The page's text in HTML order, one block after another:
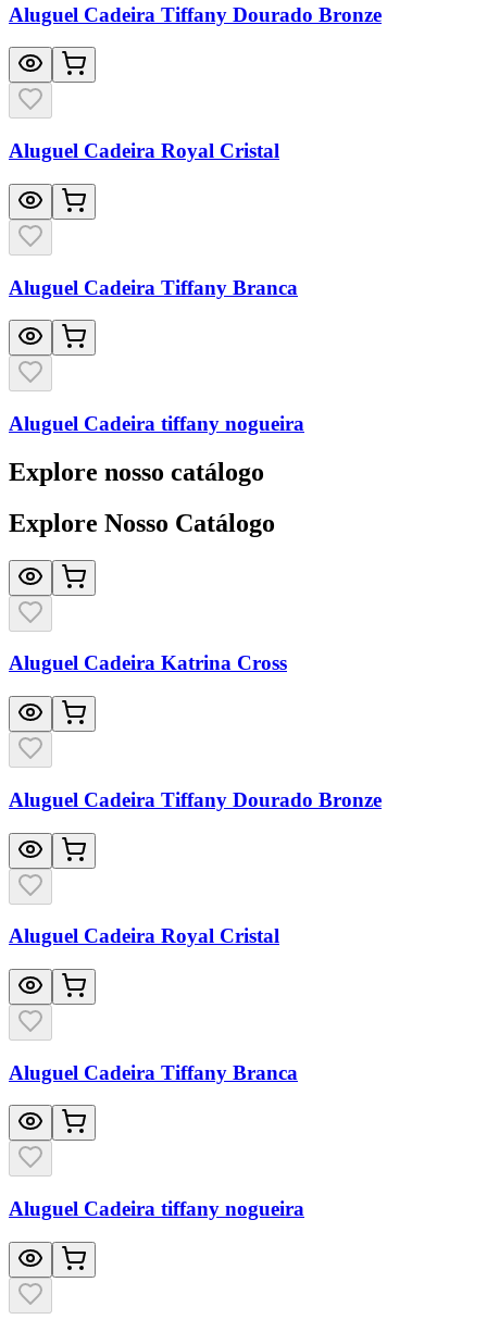
Aluguel Cadeira Tiffany Dourado Bronze
Aluguel Cadeira Royal Cristal
Aluguel Cadeira Tiffany Branca
Aluguel Cadeira tiffany nogueira
Explore nosso catálogo
Explore Nosso Catálogo
Aluguel Cadeira Katrina Cross
Aluguel Cadeira Tiffany Dourado Bronze
Aluguel Cadeira Royal Cristal
Aluguel Cadeira Tiffany Branca
Aluguel Cadeira tiffany nogueira